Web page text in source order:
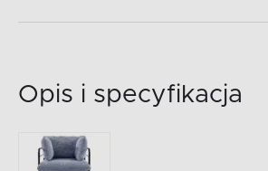
Opis i specyfikacja